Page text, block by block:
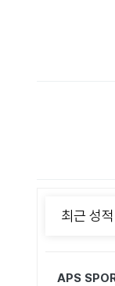
최근 성적
APS